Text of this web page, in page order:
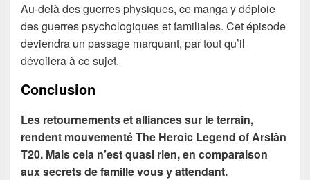
Au-delà des guerres physiques, ce manga y déploie
des guerres psychologiques et familiales. Cet épisode
deviendra un passage marquant, par tout qu’il
dévoilera à ce sujet.
Conclusion
Les retournements et alliances sur le terrain,
rendent mouvementé The Heroic Legend of Arslân
T20. Mais cela n’est quasi rien, en comparaison
aux secrets de famille vous y attendant.